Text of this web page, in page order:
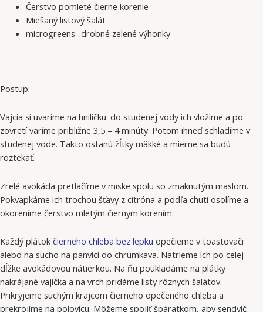
Čerstvo pomleté čierne korenie
Miešaný listový šalát
microgreens -drobné zelené výhonky
Postup:
Vajcia si uvaríme na hniličku: do studenej vody ich vložíme a po
zovretí varíme približne 3,5 – 4 minúty. Potom ihneď schladíme v
studenej vode. Takto ostanú žĺtky mäkké a mierne sa budú
roztekať.
Zrelé avokáda pretlačíme v miske spolu so zmäknutým maslom.
Pokvapkáme ich trochou šťavy z citróna a podľa chuti osolíme a
okoreníme čerstvo mletým čiernym korením.
Každý plátok čierneho chleba bez lepku opečieme v toastovači
alebo na sucho na panvici do chrumkava. Natrieme ich po celej
dĺžke avokádovou nátierkou. Na ňu poukladáme na plátky
nakrájané vajíčka a na vrch pridáme listy rôznych šalátov.
Prikryjeme suchým krajcom čierneho opečeného chleba a
prekrojíme na polovicu. Môžeme spojiť špáratkom, aby sendvič